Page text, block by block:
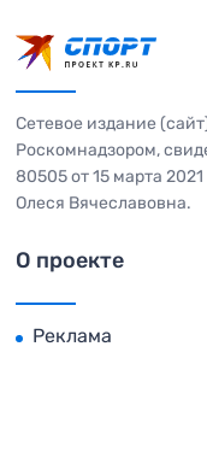
Сетевое издание
Роскомнадзором,
80505 от 15 марта
Олеся Вячеславовна.
О проекте
Реклама